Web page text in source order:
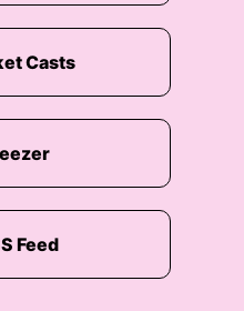
bei Heavy
erst auch uns
Casts
Feed